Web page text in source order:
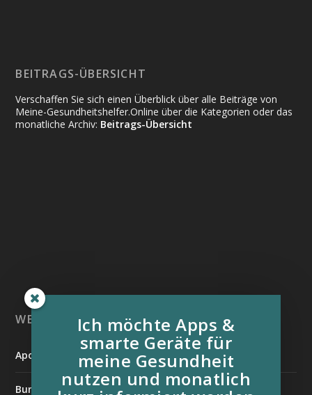
BEITRAGS-ÜBERSICHT
Verschaffen Sie sich einen Überblick über alle Beiträge von
Meine-Gesundheitshelfer.Online über die Kategorien oder das
monatliche Archiv: Beitrags-Übersicht
WEITERE INFORMATIONSQUELLEN:
Apotheken Umschau
Bundesverband der Organtransplantierten e.V.
Ich möchte Apps &
smarte Geräte für
meine Gesundheit
nutzen und monatlich